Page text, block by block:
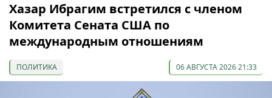
Хазар Ибрагим встретился с членом
Комитета Сената США по
международным отношениям
ПОЛИТИКА 06 АВГУСТА 2026 21:33